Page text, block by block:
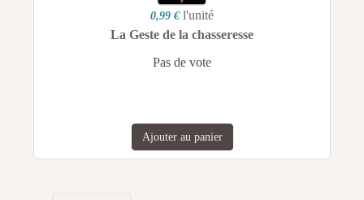
0,99 € l'unité
La Geste de la chasseresse
Pas de vote
Ajouter au panier